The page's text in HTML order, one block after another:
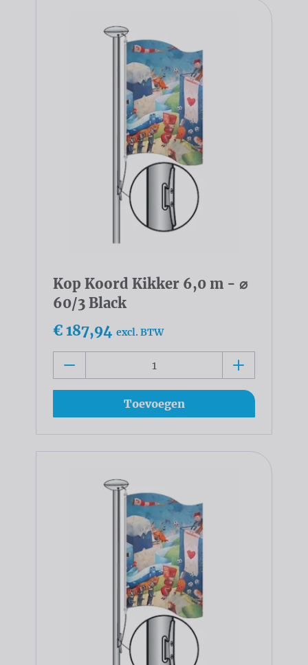
Kop Koord Kikker 6,0 m - ⌀
60/3 Black
€ 187,94 excl. BTW
Toevoegen